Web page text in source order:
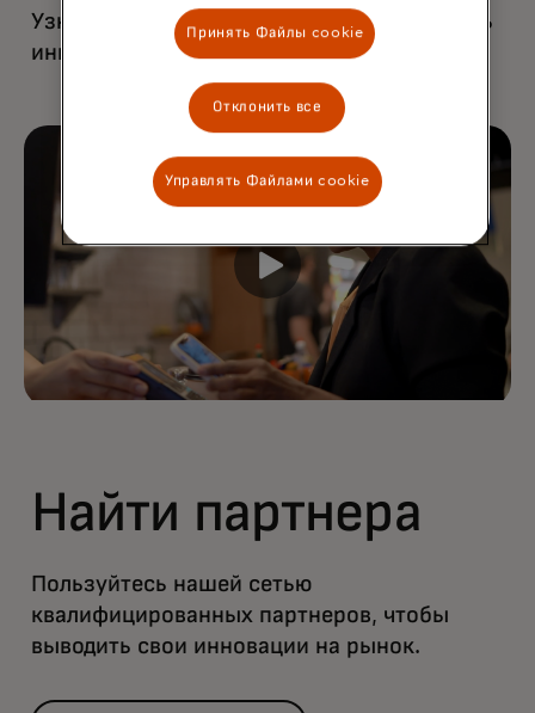
Узнайте, как уверенно и быстро вывводить
инновации на рынок.
Найти партнера
Пользуйтесь нашей сетью
квалифицированных партнеров, чтобы
выводить свои инновации на рынок.
Принять Файлы cookie
Отклонить все
Управлять Файлами cookie